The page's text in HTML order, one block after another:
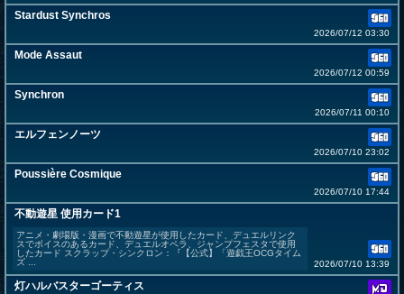
Stardust Synchros
2026/07/12 03:30
Mode Assaut
2026/07/12 00:59
Synchron
2026/07/11 00:10
エルフェンノーツ
2026/07/10 23:02
Poussière Cosmique
2026/07/10 17:44
不動遊星 使用カード1
アニメ・劇場版・漫画で不動遊星が使用したカード、デュエルリンク
スでボイスのあるカード、デュエルオペラ、ジャンプフェスタで使用
したカード スクラップ・シンクロン：『【公式】「遊戯王OCGタイム
ズ ...
2026/07/10 13:39
灯ハルバスターゴーティス